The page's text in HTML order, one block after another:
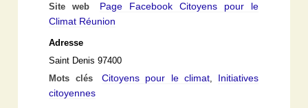
Site web
Page Facebook Citoyens pour le
Climat Réunion
Adresse
Saint Denis 97400
Mots clés
Citoyens pour le climat, Initiatives
citoyennes